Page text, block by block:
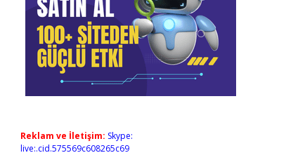
Reklam ve İletişim: Skype:
live:.cid.575569c608265c69